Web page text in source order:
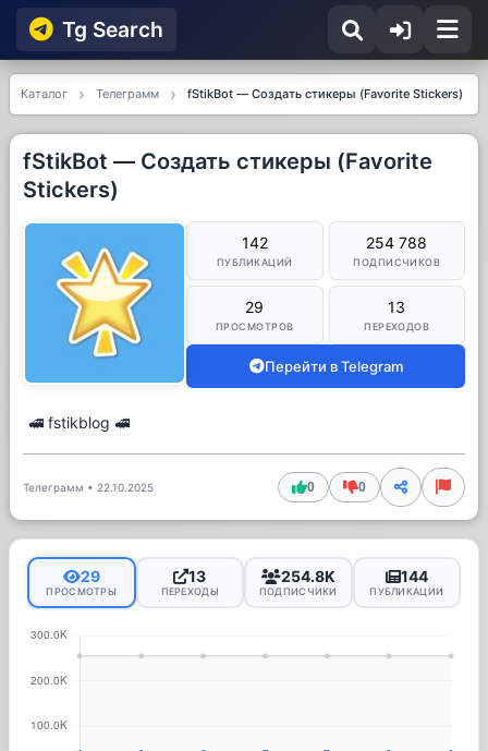
Tg Searсh
Каталог Телеграмм fStikBot — Создать стикеры (Favorite Stickers)
fStikBot — Создать стикеры (Favorite
Stickers)
142
ПУБЛИКАЦИЙ
254 788
ПОДПИСЧИКОВ
29
ПРОСМОТРОВ
13
ПЕРЕХОДОВ
Перейти в Telegram
🚅 fstikblog 🚅
Телеграмм • 22.10.2025 0 0
29
ПРОСМОТРЫ
13
ПЕРЕХОДЫ
254.8K
ПОДПИСЧИКИ
144
ПУБЛИКАЦИИ